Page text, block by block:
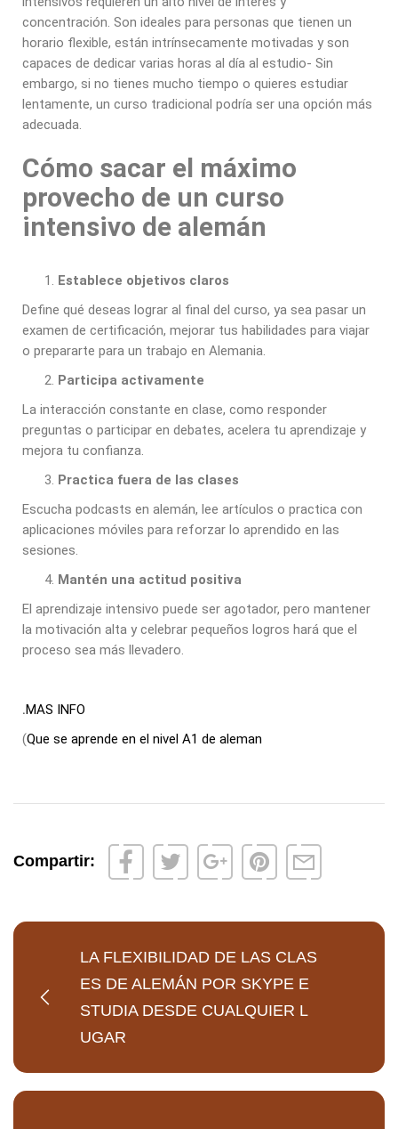
concentración. Son ideales para personas que tienen un
horario flexible, están intrínsecamente motivadas y son
capaces de dedicar varias horas al día al estudio- Sin
embargo, si no tienes mucho tiempo o quieres estudiar
lentamente, un curso tradicional podría ser una opción más
adecuada.
Cómo sacar el máximo
provecho de un curso
intensivo de alemán
Establece objetivos claros
Define qué deseas lograr al final del curso, ya sea pasar un
examen de certificación, mejorar tus habilidades para viajar
o prepararte para un trabajo en Alemania.
Participa activamente
La interacción constante en clase, como responder
preguntas o participar en debates, acelera tu aprendizaje y
mejora tu confianza.
Practica fuera de las clases
Escucha podcasts en alemán, lee artículos o practica con
aplicaciones móviles para reforzar lo aprendido en las
sesiones.
Mantén una actitud positiva
El aprendizaje intensivo puede ser agotador, pero mantener
la motivación alta y celebrar pequeños logros hará que el
proceso sea más llevadero.
.MAS INFO
(Que se aprende en el nivel A1 de aleman
Compartir:
LA FLEXIBILIDAD DE LAS CLAS
ES DE ALEMÁN POR SKYPE E
STUDIA DESDE CUALQUIER L
UGAR